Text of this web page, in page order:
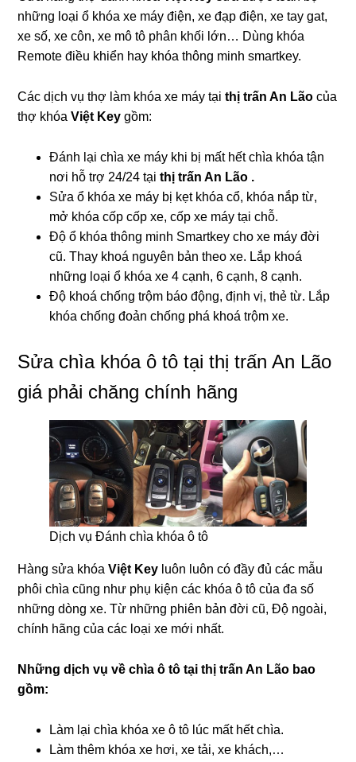
những loại ổ khóa xe máy điện, xe đạp điện, xe tay gat,
xe số, xe côn, xe mô tô phân khối lớn… Dùng khóa
Remote điều khiển hay khóa thông minh smartkey.
Các dịch vụ thợ làm khóa xe máy tạithị trấn An Lãocủa
thợ khóaViệt Key gồm:
Đánh lại chìa xe máy khi bị mất hết chìa khóa tận
nơi hỗ trợ 24/24 tạithị trấn An Lão .
Sửa ổ khóa xe máy bị kẹt khóa cổ, khóa nắp từ,
mở khóa cốp cốp xe, cốp xe máy tại chỗ.
Độ ổ khóa thông minh Smartkey cho xe máy đời
cũ. Thay khoá nguyên bản theo xe. Lắp khoá
những loại ổ khóa xe 4 cạnh, 6 cạnh, 8 cạnh.
Độ khoá chống trộm báo động, định vị, thẻ từ. Lắp
khóa chống đoản chống phá khoá trộm xe.
Sửa chìa khóa ô tô tại thị trấn An Lão
giá phải chăng chính hãng
Dịch vụ Đánh chìa khóa ô tô
Hàng sửa khóaViệt Key luôn luôn có đầy đủ các mẫu
phôi chìa cũng như phụ kiện các khóa ô tô của đa số
những dòng xe. Từ những phiên bản đời cũ, Độ ngoài,
chính hãng của các loại xe mới nhất.
Những dịch vụ về chìa ô tô tại thị trấn An Lão bao
gồm:
Làm lại chìa khóa xe ô tô lúc mất hết chìa.
Làm thêm khóa xe hơi, xe tải, xe khách,…